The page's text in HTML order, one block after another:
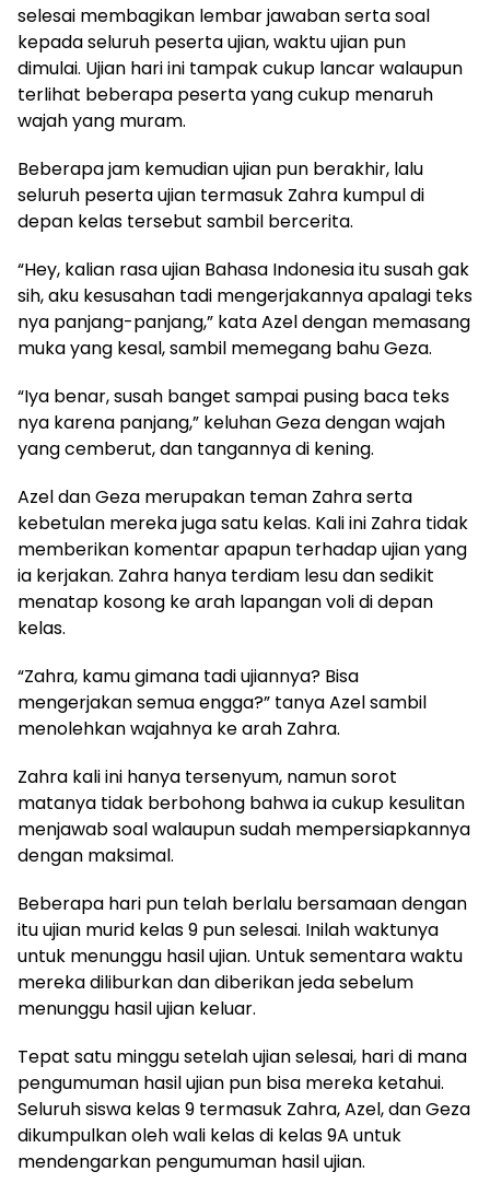
selesai membagikan lembar jawaban serta soal
kepada seluruh peserta ujian, waktu ujian pun
dimulai. Ujian hari ini tampak cukup lancar walaupun
terlihat beberapa peserta yang cukup menaruh
wajah yang muram.
Beberapa jam kemudian ujian pun berakhir, lalu
seluruh peserta ujian termasuk Zahra kumpul di
depan kelas tersebut sambil bercerita.
“Hey, kalian rasa ujian Bahasa Indonesia itu susah gak
sih, aku kesusahan tadi mengerjakannya apalagi teks
nya panjang-panjang,” kata Azel dengan memasang
muka yang kesal, sambil memegang bahu Geza.
“Iya benar, susah banget sampai pusing baca teks
nya karena panjang,” keluhan Geza dengan wajah
yang cemberut, dan tangannya di kening.
Azel dan Geza merupakan teman Zahra serta
kebetulan mereka juga satu kelas. Kali ini Zahra tidak
memberikan komentar apapun terhadap ujian yang
ia kerjakan. Zahra hanya terdiam lesu dan sedikit
menatap kosong ke arah lapangan voli di depan
kelas.
“Zahra, kamu gimana tadi ujiannya? Bisa
mengerjakan semua engga?” tanya Azel sambil
menolehkan wajahnya ke arah Zahra.
Zahra kali ini hanya tersenyum, namun sorot
matanya tidak berbohong bahwa ia cukup kesulitan
menjawab soal walaupun sudah mempersiapkannya
dengan maksimal.
Beberapa hari pun telah berlalu bersamaan dengan
itu ujian murid kelas 9 pun selesai. Inilah waktunya
untuk menunggu hasil ujian. Untuk sementara waktu
mereka diliburkan dan diberikan jeda sebelum
menunggu hasil ujian keluar.
Tepat satu minggu setelah ujian selesai, hari di mana
pengumuman hasil ujian pun bisa mereka ketahui.
Seluruh siswa kelas 9 termasuk Zahra, Azel, dan Geza
dikumpulkan oleh wali kelas di kelas 9A untuk
mendengarkan pengumuman hasil ujian.